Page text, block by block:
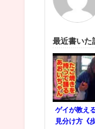
最近書いた
ゲイが教え
見分け方《